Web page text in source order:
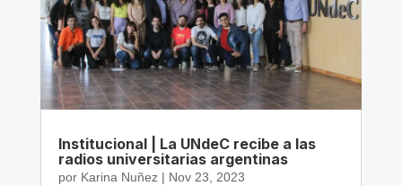
Institucional | La UNdeC recibe a las
radios universitarias argentinas
por Karina Nuñez| Nov 23, 2023